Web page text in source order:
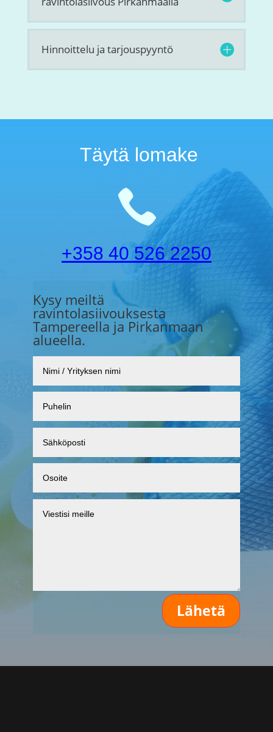
Hinnoittelu ja tarjouspyyntö
Täytä lomake

+358 40 526 2250
Kysy meiltä
ravintolasiivouksesta
Tampereella ja Pirkanmaan
alueella.
Lähetä